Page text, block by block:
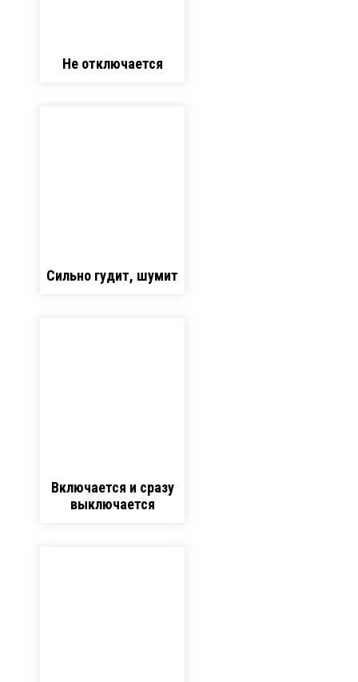
Не отключается
Сильно гудит, шумит
Включается и сразу
выключается